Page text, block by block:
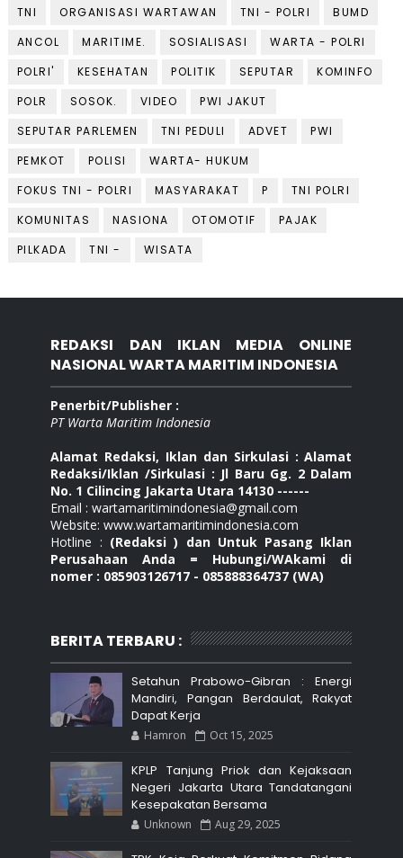
TNI
ORGANISASI WARTAWAN TNI - POLRI
BUMD
ANCOL
MARITIME. SOSIALISASI
WARTA - POLRI
POLRI'
KESEHATAN POLITIK SEPUTAR
KOMINFO
POLR
SOSOK. VIDEO
PWI JAKUT
SEPUTAR PARLEMEN
TNI PEDULI ADVET
PWI
PEMKOT
POLISI
WARTA- HUKUM
FOKUS TNI - POLRI
MASYARAKAT P
TNI POLRI
KOMUNITAS
NASIONA OTOMOTIF
PAJAK
PILKADA
TNI - WISATA
REDAKSI DAN IKLAN MEDIA ONLINE
NASIONAL WARTA MARITIM INDONESIA
Penerbit/Publisher :
PT Warta Maritim Indonesia
Alamat Redaksi, Iklan dan Sirkulasi : Alamat
Redaksi/Iklan /Sirkulasi : Jl Baru Gg. 2 Dalam
No. 1 Cilincing Jakarta Utara 14130 ------
Email : wartamaritimindonesia@gmail.com
Website: www.wartamaritimindonesia.com
Hotline : (Redaksi ) dan Untuk Pasang Iklan
Perusahaan Anda = Hubungi/WAkami di
nomer : 085903126717 - 085888364737 (WA)
BERITA TERBARU :
Setahun Prabowo-Gibran : Energi
Mandiri, Pangan Berdaulat, Rakyat
Dapat Kerja
Hamron Oct 15, 2025
KPLP Tanjung Priok dan Kejaksaan
Negeri Jakarta Utara Tandatangani
Kesepakatan Bersama
Unknown Aug 29, 2025